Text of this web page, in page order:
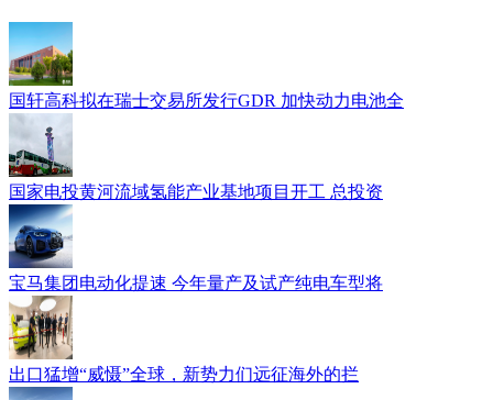
国轩高科拟在瑞士交易所发行GDR 加快动力电池全
国家电投黄河流域氢能产业基地项目开工 总投资
宝马集团电动化提速 今年量产及试产纯电车型将
出口猛增“威慑”全球，新势力们远征海外的拦